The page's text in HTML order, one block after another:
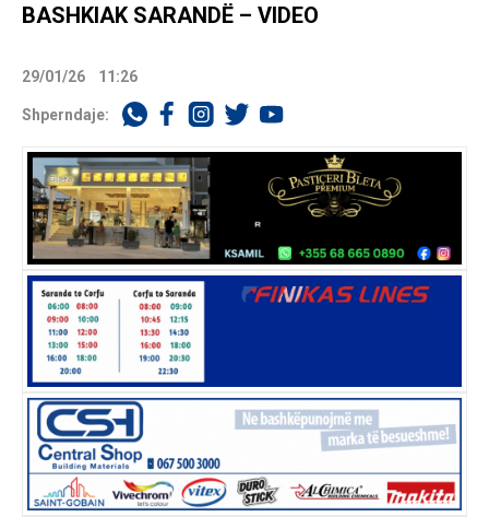
BASHKIAK SARANDË – VIDEO
29/01/26 11:26
Shperndaje: